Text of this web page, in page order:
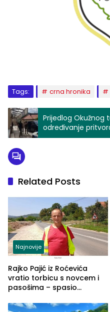
Tags: crna hronika
Prijedlog Okužnog
određivanje
osumnjičenim i
na području
Related Posts
Najnovije
Rajko Pajić iz Roćevića
vratio torbicu s novcem i
pasošima – spasio
Grčkoj